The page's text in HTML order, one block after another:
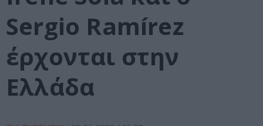
Sergio Ramírez
έρχονται στην
Ελλάδα